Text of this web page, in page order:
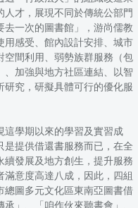
才，展現不同於傳統公部門
一次的圖書館」，游尚儒教
用感受、館內設計安排、城市
空間利用、弱勢族群服務（包
加強與地方社區連結、以智
究，研擬具體可行的優化服
這學期以來的學習及實習成
提供借還書服務而已，在全
發展及地方創生，提升服務
意度高達八成，因此，四組
總圖多元文化區東南亞圖書借
」、「咱作伙來聽書會」、